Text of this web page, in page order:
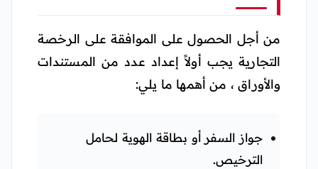
من أجل الحصول على الموافقة على الرخصة
التجارية يجب أولاً إعداد عدد من المستندات
والأوراق ، من أهمها ما يلي:
جواز السفر أو بطاقة الهوية لحامل
الترخيص.